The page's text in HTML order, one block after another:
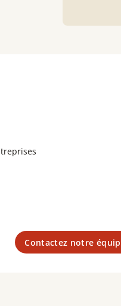
Contactez notre